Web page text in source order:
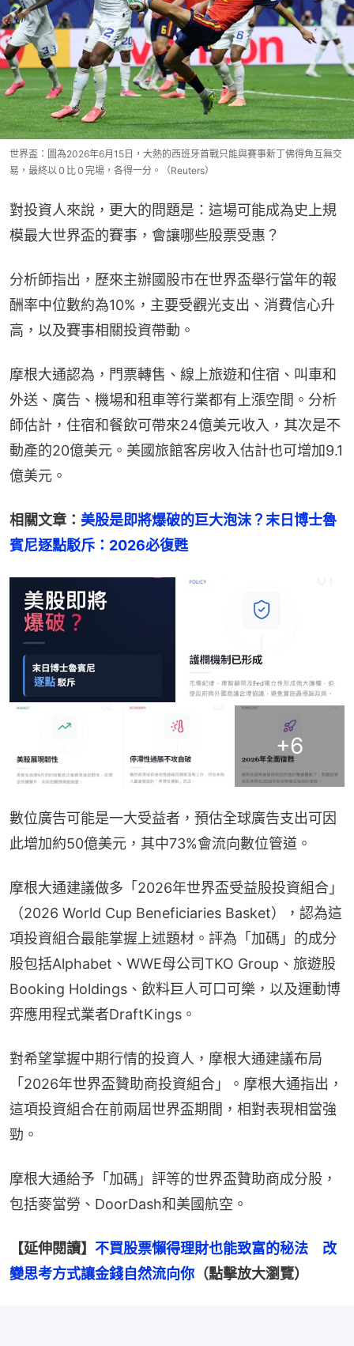
世界盃：圖為2026年6月15日，大熱的西班牙首戰只能與賽事新丁佛得角互無交
易，最終以０比０完場，各得一分。（Reuters）
對投資人來說，更大的問題是：這場可能成為史上規
模最大世界盃的賽事，會讓哪些股票受惠？
分析師指出，歷來主辦國股市在世界盃舉行當年的報
酬率中位數約為10%，主要受觀光支出、消費信心升
高，以及賽事相關投資帶動。
摩根大通認為，門票轉售、線上旅遊和住宿、叫車和
外送、廣告、機場和租車等行業都有上漲空間。分析
師估計，住宿和餐飲可帶來24億美元收入，其次是不
動產的20億美元。美國旅館客房收入估計也可增加9.1
億美元。
相關文章： 美股是即將爆破的巨大泡沫？末日博士魯
賓尼逐點駁斥：2026必復甦
+6
數位廣告可能是一大受益者，預估全球廣告支出可因
此增加約50億美元，其中73%會流向數位管道。
摩根大通建議做多「2026年世界盃受益股投資組合」
（2026 World Cup Beneficiaries Basket），認為這
項投資組合最能掌握上述題材。評為「加碼」的成分
股包括Alphabet、WWE母公司TKO Group、旅遊股
Booking Holdings、飲料巨人可口可樂，以及運動博
弈應用程式業者DraftKings。
對希望掌握中期行情的投資人，摩根大通建議布局
「2026年世界盃贊助商投資組合」。摩根大通指出，
這項投資組合在前兩屆世界盃期間，相對表現相當強
勁。
摩根大通給予「加碼」評等的世界盃贊助商成分股，
包括麥當勞、DoorDash和美國航空。
【延伸閱讀】 不買股票懶得理財也能致富的秘法　改
變思考方式讓金錢自然流向你 （點擊放大瀏覽）